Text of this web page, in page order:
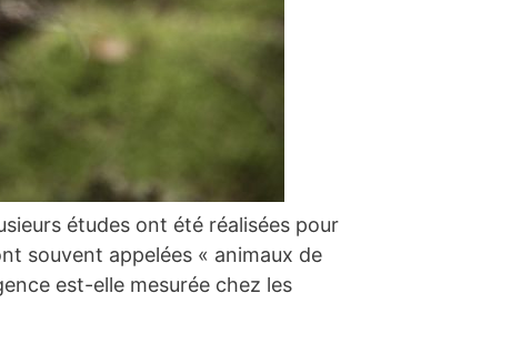
études ont été réalisées pour
souvent appelées « animaux de
est-elle mesurée chez les